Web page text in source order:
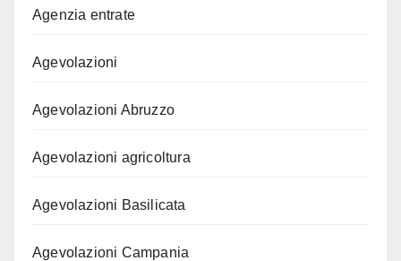
Agenzia entrate
Agevolazioni
Agevolazioni Abruzzo
Agevolazioni agricoltura
Agevolazioni Basilicata
Agevolazioni Campania